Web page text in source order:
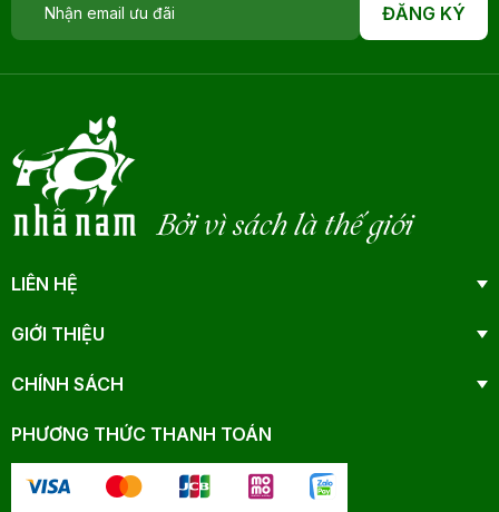
ĐĂNG KÝ
Bởi vì sách là thế giới
LIÊN HỆ
GIỚI THIỆU
CHÍNH SÁCH
PHƯƠNG THỨC THANH TOÁN